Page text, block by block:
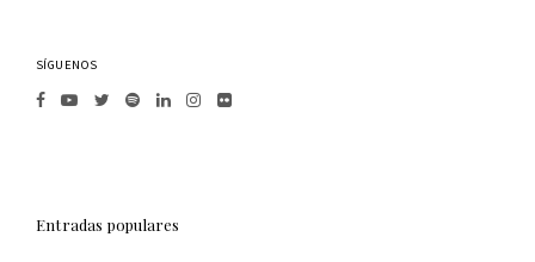
SÍGUENOS
Entradas populares